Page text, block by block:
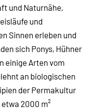
und Naturnähe,
und
Sinnen erleben und
sich Ponys, Hühner
einige Arten vom
an biologischen
der Permakultur
2000 m²